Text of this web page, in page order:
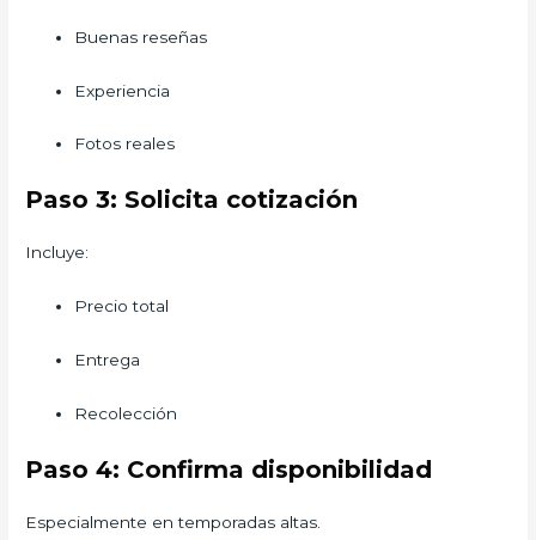
Buenas reseñas
Experiencia
Fotos reales
Paso 3: Solicita cotización
Incluye:
Precio total
Entrega
Recolección
Paso 4: Confirma disponibilidad
Especialmente en temporadas altas.